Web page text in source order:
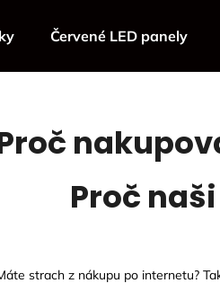
Červené LED panely
Proč
strach z nákupu po internetu?